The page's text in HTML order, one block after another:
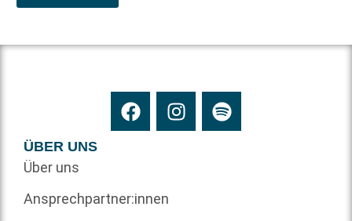
ÜBER UNS
Über uns
Ansprechpartner:innen